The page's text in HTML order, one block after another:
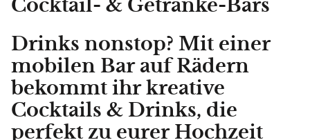
Cocktail- & Getränke-Bars
Drinks nonstop? Mit einer
mobilen Bar auf Rädern
bekommt ihr kreative
Cocktails & Drinks, die
perfekt zu eurer Hochzeit